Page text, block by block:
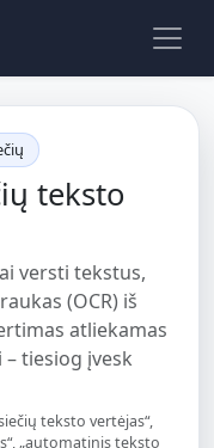
teksto
versti tekstus,
(OCR) iš
atliekamas
tiesiog įvesk
teksto vertėjas“,
„automatinis teksto